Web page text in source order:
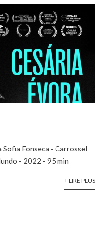
Sofia Fonseca - Carrossel
- 2022 - 95 min
+ LIRE PLUS